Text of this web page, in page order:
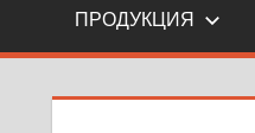
ПРОДУКЦИЯ